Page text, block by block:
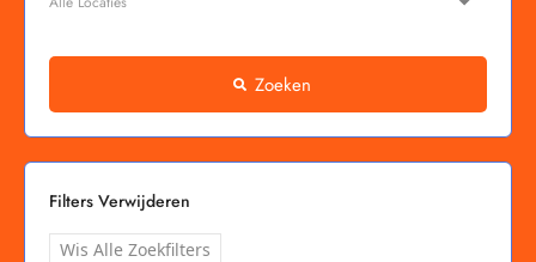
Zoeken
Filters Verwijderen
Wis Alle Zoekfilters